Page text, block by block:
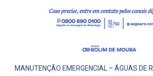
MANUTENÇÃO EMERGENCIAL – ÁGUAS DE